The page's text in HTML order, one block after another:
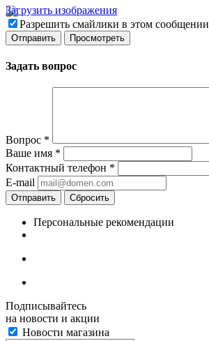
Загрузить изображения
Разрешить смайлики в этом сообщении
Задать вопрос
Вопрос *
Ваше имя *
Контактный телефон *
E-mail
Отправить Сбросить
Персональные рекомендации
Подписывайтесь
на новости и акции
Новости магазина